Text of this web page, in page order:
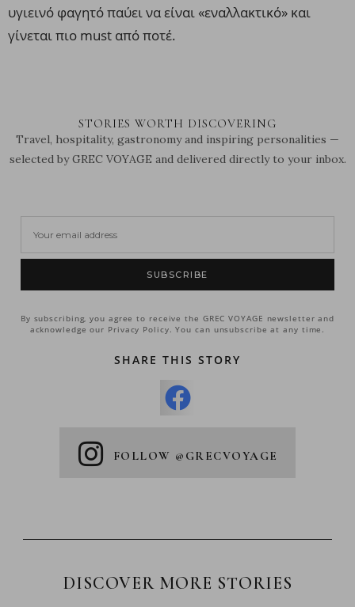
υγιεινό φαγητό παύει να είναι «εναλλακτικό» και
γίνεται πιο must από ποτέ.
STORIES WORTH DISCOVERING
Travel, hospitality, gastronomy and inspiring personalities —
selected by GREC VOYAGE and delivered directly to your inbox.
SUBSCRIBE
By subscribing, you agree to receive the GREC VOYAGE newsletter and
acknowledge our Privacy Policy. You can unsubscribe at any time.
SHARE THIS STORY
FOLLOW @GRECVOYAGE
DISCOVER MORE STORIES